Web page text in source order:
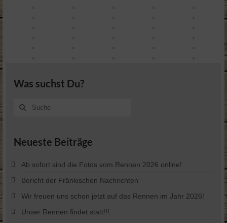
Was suchst Du?
Suche
Neueste Beiträge
Ab sofort sind die Fotos vom Rennen 2026 online!
Bericht der Fränkischen Nachrichten
Wir freuen uns schon jetzt auf das Rennen im Jahr 2026!
Unser Rennen findet statt!!!